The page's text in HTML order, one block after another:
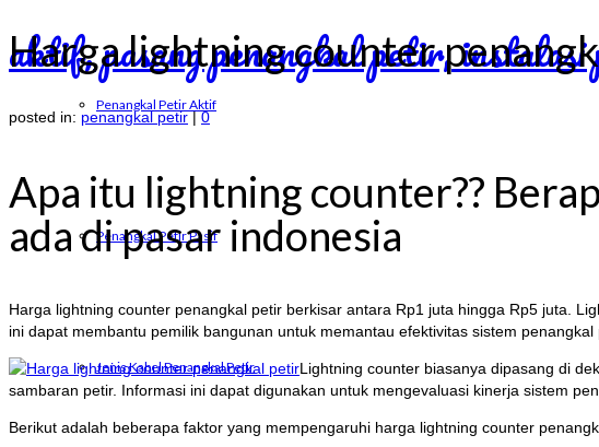
Penangkal Petir Aktif
Penangkal Petir Pasif
Jenis Kabel Penangkal Petir
Harga lightning counter
posted in: penangkal petir | 0
Apa itu lightning counter??
ada di pasar indonesia
Harga lightning counter penangkal petir berkisar antara Rp1 juta hingga Rp5 juta.
ini dapat membantu pemilik bangunan untuk memantau efektivitas sistem penangkal
Lightning counter biasanya dipasang di
sambaran petir. Informasi ini dapat digunakan untuk mengevaluasi kinerja sistem
Berikut adalah beberapa faktor yang mempengaruhi harga lightning counter